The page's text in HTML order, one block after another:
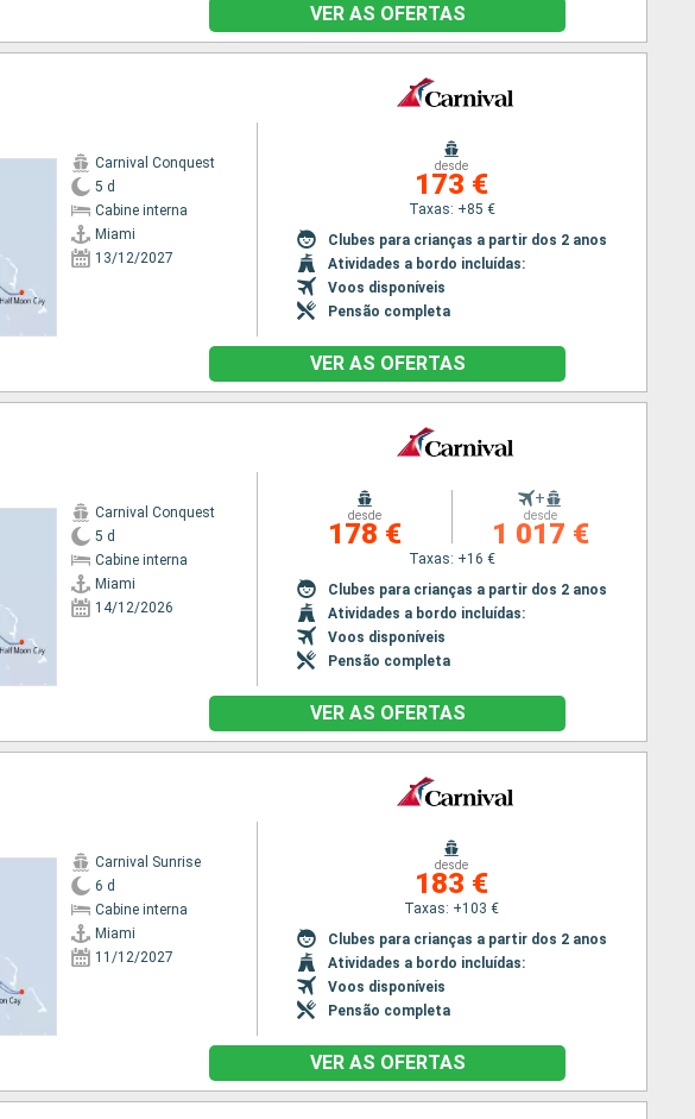
VER AS OFERTAS
Carnival Conquest
5 d
Cabine interna
Miami
13/12/2027
desde
173 €
Taxas: +85 €
Clubes para crianças a partir dos 2 anos
Atividades a bordo incluídas:
Voos disponíveis
Pensão completa
VER AS OFERTAS
Carnival Conquest
5 d
Cabine interna
Miami
14/12/2026
desde
178 €
+
desde
1 017 €
Taxas: +16 €
Clubes para crianças a partir dos 2 anos
Atividades a bordo incluídas:
Voos disponíveis
Pensão completa
VER AS OFERTAS
Carnival Sunrise
6 d
Cabine interna
Miami
11/12/2027
desde
183 €
Taxas: +103 €
Clubes para crianças a partir dos 2 anos
Atividades a bordo incluídas:
Voos disponíveis
Pensão completa
VER AS OFERTAS